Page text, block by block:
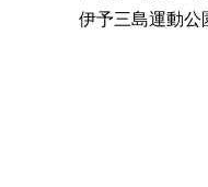
伊予三島運動